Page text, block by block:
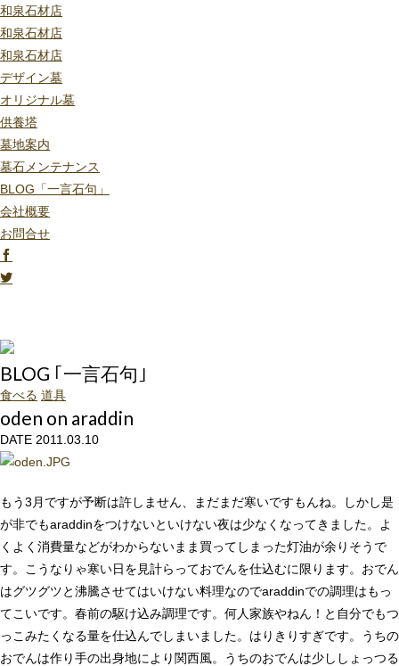
和泉石材店
和泉石材店
和泉石材店
デザイン墓
オリジナル墓
供養塔
墓地案内
墓石メンテナンス
BLOG「一言石句」
会社概要
お問合せ
BLOG ｢一言石句｣
食べる 道具
oden on araddin
DATE 2011.03.10
もう3月ですが予断は許しません、まだまだ寒いですもんね。しかし是
が非でもaraddinをつけないといけない夜は少なくなってきました。よ
くよく消費量などがわからないまま買ってしまった灯油が余りそうで
す。こうなりゃ寒い日を見計らっておでんを仕込むに限ります。おでん
はグツグツと沸騰させてはいけない料理なのでaraddinでの調理はもっ
てこいです。春前の駆け込み調理です。何人家族やねん！と自分でもつ
っこみたくなる量を仕込んでしまいました。はりきりすぎです。うちの
おでんは作り手の出身地により関西風。うちのおでんは少ししょっつる